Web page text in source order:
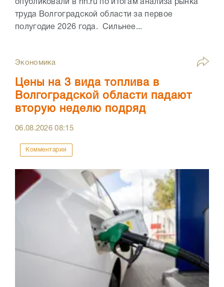
опубликовали в hh.ru по итогам анализа рынка
труда Волгоградской области за первое
полугодие 2026 года. Сильнее...
Экономика
Цены на 3 вида топлива в
Волгоградской области падают
вторую неделю подряд
06.08.202608:15
Комментарии